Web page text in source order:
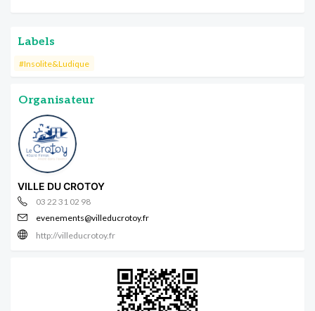
Labels
#Insolite&Ludique
Organisateur
VILLE DU CROTOY
03 22 31 02 98
evenements@villeducrotoy.fr
http://villeducrotoy.fr